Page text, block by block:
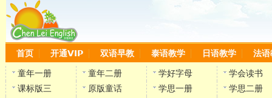
首页 开通VIP 双语早教 泰语教学 日语教学 法语
童年一册 童年二册 学好字母
学会读书
课标版三
原版童话 学思一册
学思二册